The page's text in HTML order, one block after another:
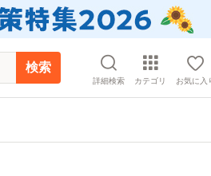
検索
詳細検索 カテゴリ お気に入